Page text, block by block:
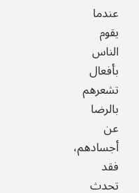
عندما
يقوم
الناس
بأفعال
تشعرهم
بالرضا
عن
أجسادهم،
فقد
تحدث